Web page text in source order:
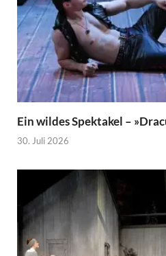
Ein wildes Spektakel –
30. Juli 2026